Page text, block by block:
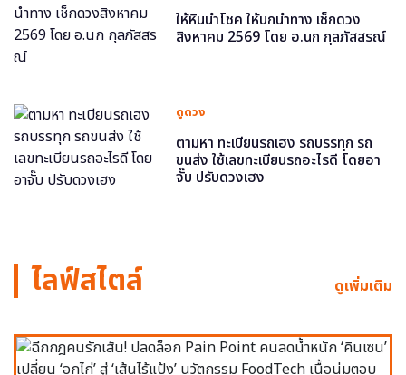
ให้หินนำโชค ให้นกนำทาง เช็กดวง
สิงหาคม 2569 โดย อ.นก กุลภัสสรณ์
ดูดวง
ตามหา ทะเบียนรถเฮง รถบรรทุก รถ
ขนส่ง ใช้เลขทะเบียนรถอะไรดี โดยอา
จั๊บ ปรับดวงเฮง
ไลฟ์สไตล์ ดูเพิ่มเติม